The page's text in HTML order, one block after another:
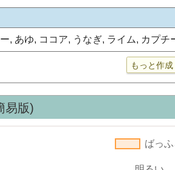
, あゆ, ココア, うなぎ, ライム, カプチ
もっと作成
易版)